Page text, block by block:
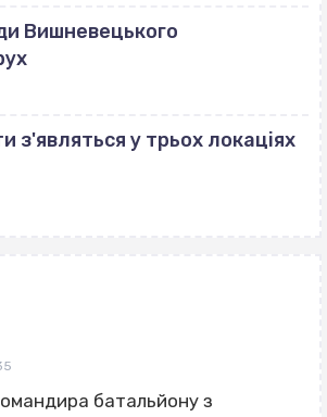
Вишневецького
з'являться у трьох локаціях
батальйону з